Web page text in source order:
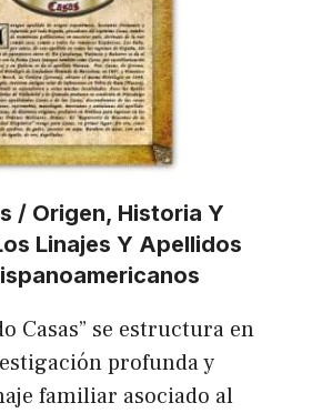
/ Origen, Historia Y
Linajes Y Apellidos
Casas” se estructura en
profunda y
familiar asociado al